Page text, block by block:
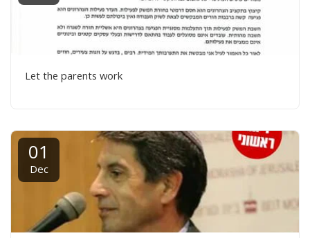
Let the parents work
01
Dec